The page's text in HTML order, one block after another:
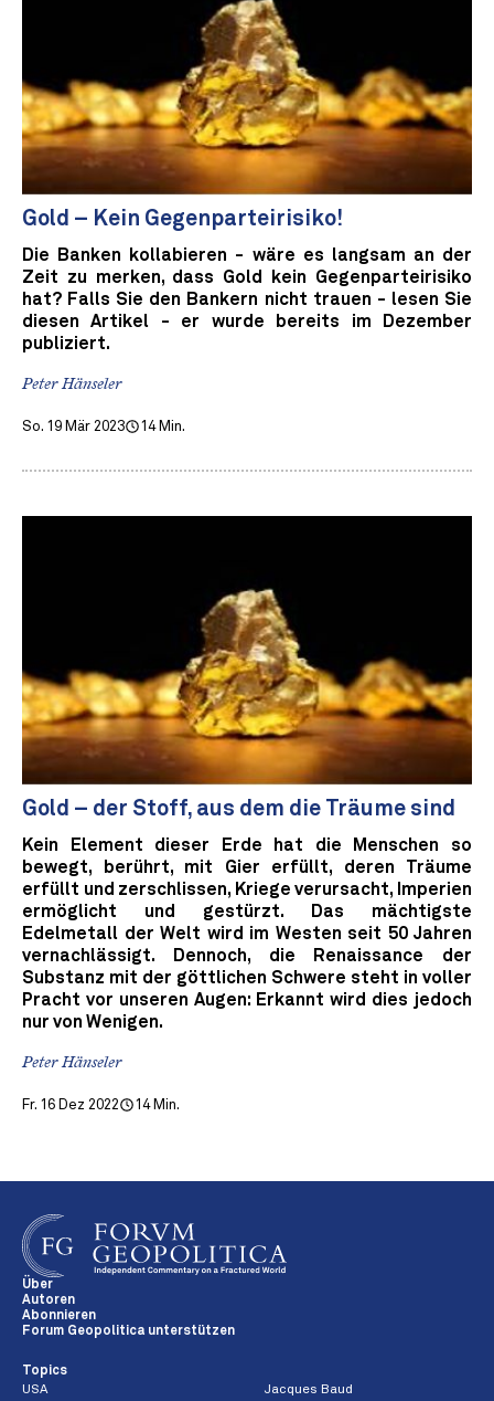
Gold – Kein Gegenparteirisiko!
Die Banken kollabieren - wäre es langsam an der
Zeit zu merken, dass Gold kein Gegenparteirisiko
hat? Falls Sie den Bankern nicht trauen - lesen Sie
diesen Artikel - er wurde bereits im Dezember
publiziert.
Peter Hänseler
So. 19 Mär 2023 14 Min.
Gold – der Stoff, aus dem die Träume sind
Kein Element dieser Erde hat die Menschen so
bewegt, berührt, mit Gier erfüllt, deren Träume
erfüllt und zerschlissen, Kriege verursacht, Imperien
ermöglicht und gestürzt. Das mächtigste
Edelmetall der Welt wird im Westen seit 50 Jahren
vernachlässigt. Dennoch, die Renaissance der
Substanz mit der göttlichen Schwere steht in voller
Pracht vor unseren Augen: Erkannt wird dies jedoch
nur von Wenigen.
Peter Hänseler
Fr. 16 Dez 2022 14 Min.
Über
Autoren
Abonnieren
Forum Geopolitica unterstützen
Topics
USA
Jacques Baud